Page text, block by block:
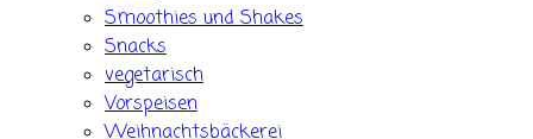
Smoothies und Shakes
Snacks
vegetarisch
Vorspeisen
Weihnachtsbäckerei